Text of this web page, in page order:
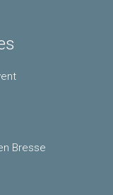
Bresse